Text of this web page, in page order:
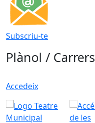
Subscriu-te
Plànol / Carrers
Accedeix